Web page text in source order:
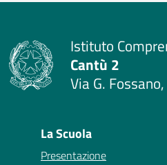
Istituto
Cantù 2
Via G.
La Scuola
Presentazione